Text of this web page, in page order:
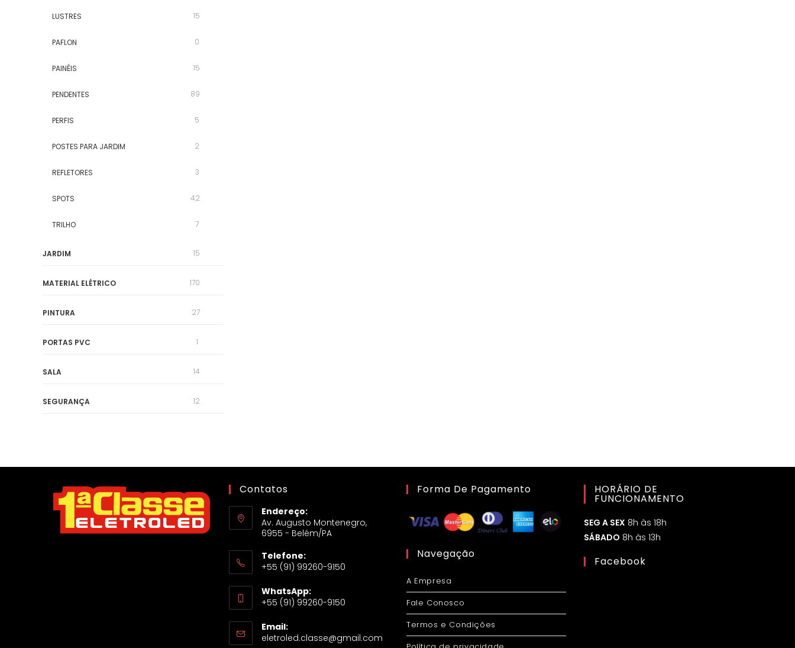
LUSTRES 15
PAFLON 0
PAINÉIS 15
PENDENTES 89
PERFIS 5
POSTES PARA JARDIM 2
REFLETORES 3
SPOTS 42
TRILHO 7
JARDIM 15
MATERIAL ELÉTRICO 170
PINTURA 27
PORTAS PVC 1
SALA 14
SEGURANÇA 12
Contatos
Endereço:
Av. Augusto Montenegro,
6955 - Belém/PA
Telefone:
+55 (91) 99260-9150
WhatsApp:
+55 (91) 99260-9150
Email:
eletroled.classe@gmail.com
Forma De Pagamento
Navegação
A Empresa
Fale Conosco
Termos e Condições
HORÁRIO DE
FUNCIONAMENTO
SEG A SEX 8h às 18h
SÁBADO 8h às 13h
Facebook